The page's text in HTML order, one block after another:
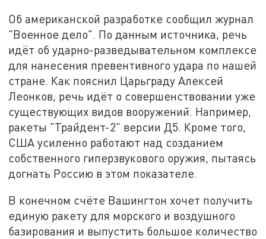
Об американской разработке сообщил журнал
"Военное дело". По данным источника, речь
идёт об ударно-разведывательном комплексе
для нанесения превентивного удара по нашей
стране. Как пояснил Царьграду Алексей
Леонков, речь идёт о совершенствовании уже
существующих видов вооружений. Например,
ракеты "Трайдент-2" версии Д5. Кроме того,
США усиленно работают над созданием
собственного гиперзвукового оружия, пытаясь
догнать Россию в этом показателе.
В конечном счёте Вашингтон хочет получить
единую ракету для морского и воздушного
базирования и выпустить большое количество